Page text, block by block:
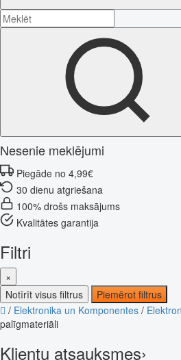
Nesenie meklējumi
Piegāde no 4,99€
30 dienu atgriešana
100% drošs maksājums
Kvalitātes garantija
Filtri
×
Notīrīt visus filtrus
Piemērot filtrus
/ Elektronika un Komponentes /
palīgmateriāli
Klientu atsauksmes›